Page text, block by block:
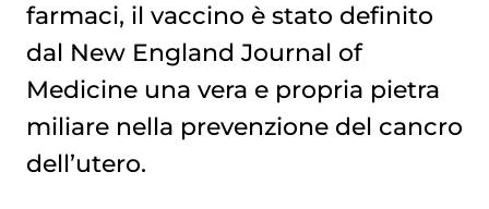
farmaci, il vaccino è stato definito
dal New England Journal of
Medicine una vera e propria pietra
miliare nella prevenzione del cancro
dell’utero.